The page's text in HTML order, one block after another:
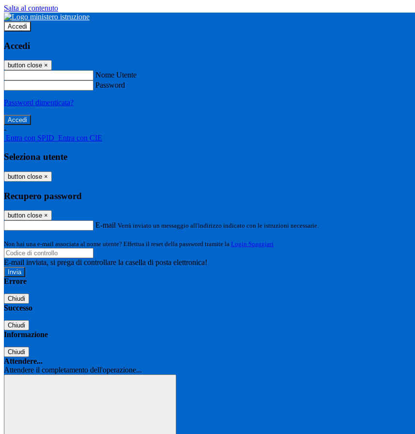
Salta al contenuto
Accedi
Accedi
button close ×
Nome Utente
Password
Password dimenticata?
-
Entra con SPID Entra con CIE
Seleziona utente
button close ×
Recupero password
button close ×
E-mail Verrà inviato un messaggio all'indirizzo indicato con le istruzioni necessarie.
Non hai una e-mail associata al nome utente? Effettua il reset della password tramite la Login Spaggiari
E-mail inviata, si prega di controllare la casella di posta elettronica!
Errore
Chiudi
Successo
Chiudi
Informazione
Chiudi
Attendere...
Attendere il completamento dell'operazione...